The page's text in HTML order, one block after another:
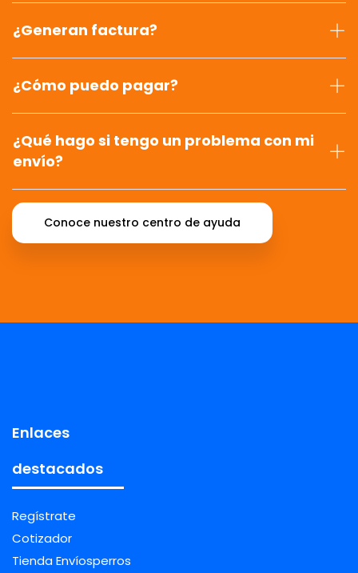
¿Generan factura?
¿Cómo puedo pagar?
¿Qué hago si tengo un problema con mi
envío?
Conoce nuestro centro de ayuda
Enlaces
destacados
Regístrate
Cotizador
Tienda Envíosperros